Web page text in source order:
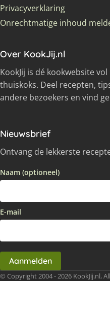
Privacyverklaring
Onrechtmatige inhoud
Over KookJij.nl
KookJij is dé kookwebsite
thuiskoks. Deel recepten,
andere bezoekers en vind
Nieuwsbrief
Ontvang de lekkerste
Naam (optioneel)
E-mail
Aanmelden
© Copyright 2004 - 2026 KookJij.nl,